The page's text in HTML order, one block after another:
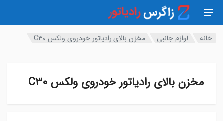
خانه لوازم جانبی مخزن بالای رادیاتور خودروی ولکس C30
مخزن بالای رادیاتور خودروی ولکس C30